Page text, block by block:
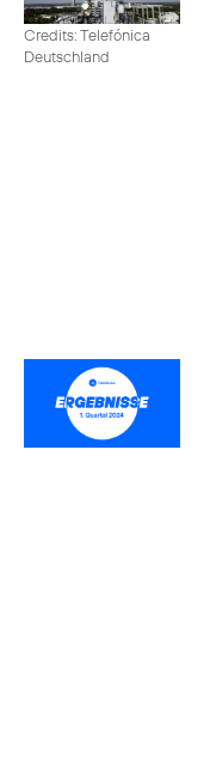
Credits: Telefónica
Deutschland